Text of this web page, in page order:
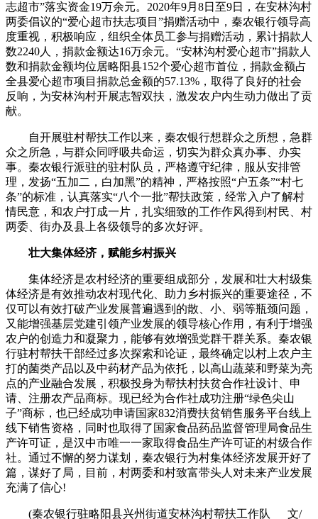
志超市”落实资金19万余元。2020年9月8日至9日，在安林沟村
两委倡议的“爱心超市扶志项目”捐赠活动中，秦农银行领导高
度重视，积极响应，组织全体员工参与捐赠活动，累计捐款人
数2240人，捐款金额达16万余元。“安林沟村爱心超市”捐款人
数和捐款金额均位居略阳县152个爱心超市首位，捐款金额占
全县爱心超市项目捐款总金额的57.13%，取得了良好的社会
反响，为安林沟村开展志智双扶，激发农户内生动力做出了贡
献。
自开展驻村帮扶工作以来，秦农银行想群众之所想，急群
众之所急，与群众同呼吸共命运，切实为群众真办事、办实
事。秦农银行派驻的驻村队员，严格遵守纪律，服从安排管
理，发扬“五加二，白加黑”的精神，严格按照“户五条”“村七
条”的标准，认真落实“八个一批”帮扶政策，经常入户了解村
情民意，和农户打成一片，扎实细致的工作作风得到村民、村
两委、街办及县上各级领导的多次好评。
壮大集体经济，赋能乡村振兴
集体经济是农村经济的重要组成部分，发展和壮大村级集
体经济是有效推动农村现代化、助力乡村振兴的重要途径，不
仅可以有效打破产业发展普遍遇到的散、小、弱等瓶颈问题，
又能增强基层党建引领产业发展的领导核心作用，有利于增强
农户的创造力和凝聚力，能够有效增强党群干群关系。秦农银
行驻村帮扶干部经过多次探索和论证，最终确定以村上农户主
打的菌类产品以及中药材产品为依托，以高山蔬菜和野菜为亮
点的产业融合发展，积极投身为帮扶村扶贫合作社设计、申
请、注册农产品商标。现已经为合作社成功注册“绿色尖山
子”商标，也已经成功申请国家832消费扶贫销售服务平台线上
线下销售资格，同时也取得了国家食品药品监督管理局食品生
产许可证，是汉中市唯一一家取得食品生产许可证的村级合作
社。通过不懈的努力谋划，秦农银行为村集体经济发展开好了
篇，谋好了局，目前，村两委和村致富带头人对未来产业发展
充满了信心!
(秦农银行驻略阳县兴州街道安林沟村帮扶工作队 文/